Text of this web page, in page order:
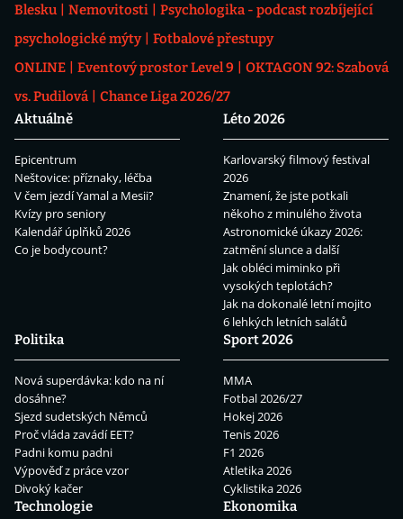
Blesku
Nemovitosti
Psychologika - podcast rozbíjející
psychologické mýty
Fotbalové přestupy
ONLINE
Eventový prostor Level 9
OKTAGON 92: Szabová
vs. Pudilová
Chance Liga 2026/27
Aktuálně
Epicentrum
Neštovice: příznaky, léčba
V čem jezdí Yamal a Mesii?
Kvízy pro seniory
Kalendář úplňků 2026
Co je bodycount?
Léto 2026
Karlovarský filmový festival
2026
Znamení, že jste potkali
někoho z minulého života
Astronomické úkazy 2026:
zatmění slunce a další
Jak obléci miminko při
vysokých teplotách?
Jak na dokonalé letní mojito
6 lehkých letních salátů
Politika
Nová superdávka: kdo na ní
dosáhne?
Sjezd sudetských Němců
Proč vláda zavádí EET?
Padni komu padni
Výpověď z práce vzor
Divoký kačer
Sport 2026
MMA
Fotbal 2026/27
Hokej 2026
Tenis 2026
F1 2026
Atletika 2026
Cyklistika 2026
Technologie
Ekonomika